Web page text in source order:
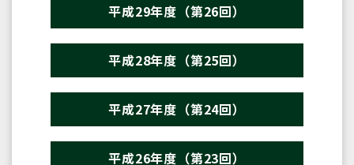
平成29年度（第26回）
平成28年度（第25回）
平成27年度（第24回）
平成26年度（第23回）